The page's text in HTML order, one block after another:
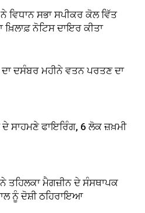
ਵਿਧਾਨ ਸਭਾ ਸਪੀਕਰ ਕੋਲ ਵਿੱਤ
ਖ਼ਿਲਾਫ਼ ਨੋਟਿਸ ਦਾਇਰ ਕੀਤਾ
ਦਾ ਦਸੰਬਰ ਮਹੀਨੇ ਵਤਨ ਪਰਤਣ ਦਾ
ਦੇ ਸਾਹਮਣੇ ਫਾਇਰਿੰਗ, 6 ਲੋਕ ਜ਼ਖ਼ਮੀ
ਤਹਿਲਕਾ ਮੈਗਜ਼ੀਨ ਦੇ ਸੰਸਥਾਪਕ
ਨੂੰ ਦੋਸ਼ੀ ਠਹਿਰਾਇਆ